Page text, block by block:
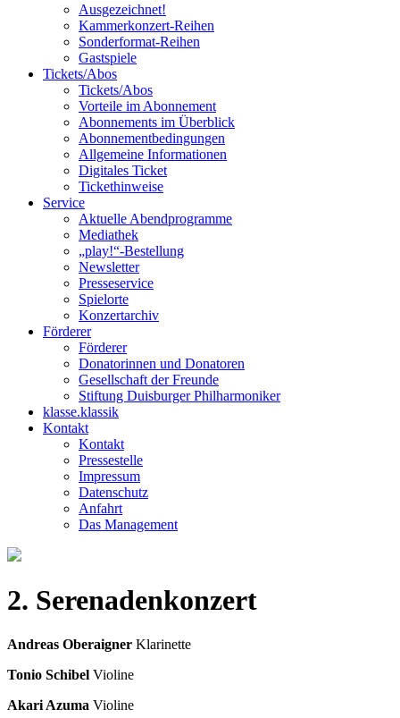
Ausgezeichnet!
Kammerkonzert-Reihen
Sonderformat-Reihen
Gastspiele
Tickets/Abos
Tickets/Abos
Vorteile im Abonnement
Abonnements im Überblick
Abonnement­bedingungen
Allgemeine Informationen
Digitales Ticket
Ticket­hinweise
Service
Aktuelle Abendprogramme
Mediathek
„play!“-Bestellung
Newsletter
Presseservice
Spielorte
Konzertarchiv
Förderer
Förderer
Donatorinnen und Donatoren
Gesellschaft der Freunde
Stiftung Duisburger Philharmoniker
klasse.klassik
Kontakt
Kontakt
Pressestelle
Impressum
Datenschutz
Anfahrt
Das Management
2. Serenadenkonzert
Andreas Oberaigner Klarinette
Tonio Schibel Violine
Akari Azuma Violine